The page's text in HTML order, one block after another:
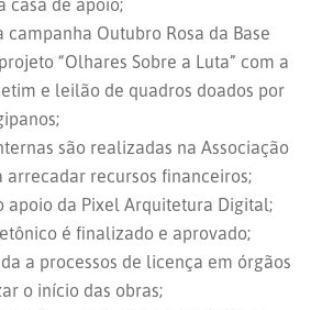
casa de apoio;
campanha Outubro Rosa da Base
“Olhares Sobre a Luta” com a
e leilão de quadros doados por
são realizadas na Associação
arrecadar recursos financeiros;
apoio da Pixel Arquitetura Digital;
é finalizado e aprovado;
a processos de licença em órgãos
o início das obras;